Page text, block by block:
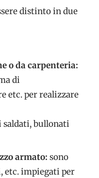
distinto in due
o da carpenteria:
di
etc. per realizzare
bullonati
armato: sono
etc. impiegati per